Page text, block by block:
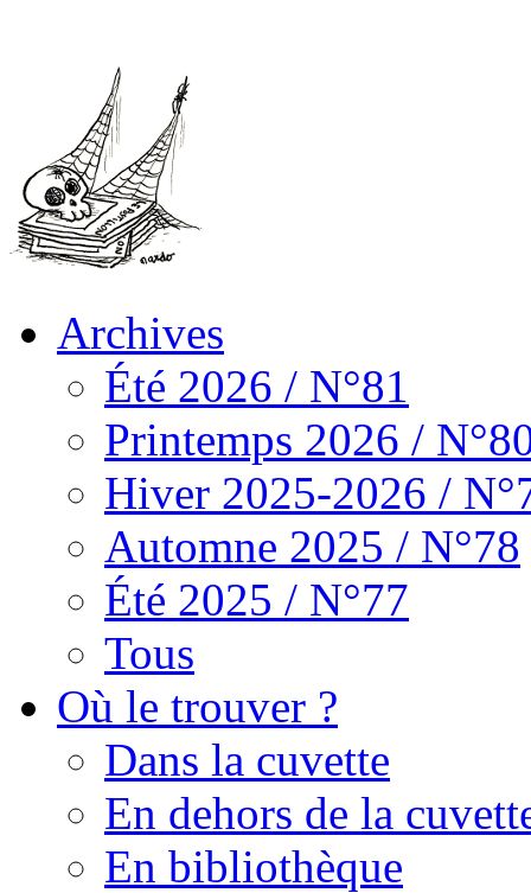
Archives
Été 2026 / N°81
Printemps 2026 /
Hiver 2025-2026 /
Automne 2025 / N°78
Été 2025 / N°77
Tous
Où le trouver ?
Dans la cuvette
En dehors de la
En bibliothèque